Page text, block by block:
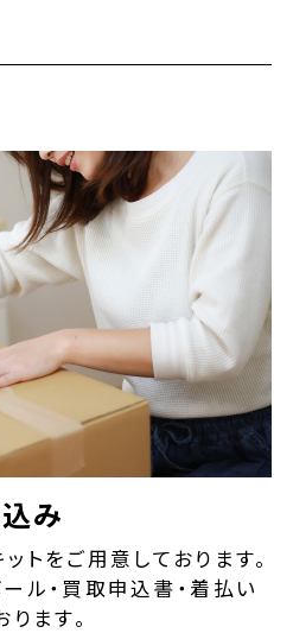
み
トをご用意しております。
ル・買取申込書・着払い
ます。